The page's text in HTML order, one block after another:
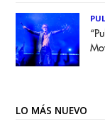
LO MÁS NUEVO